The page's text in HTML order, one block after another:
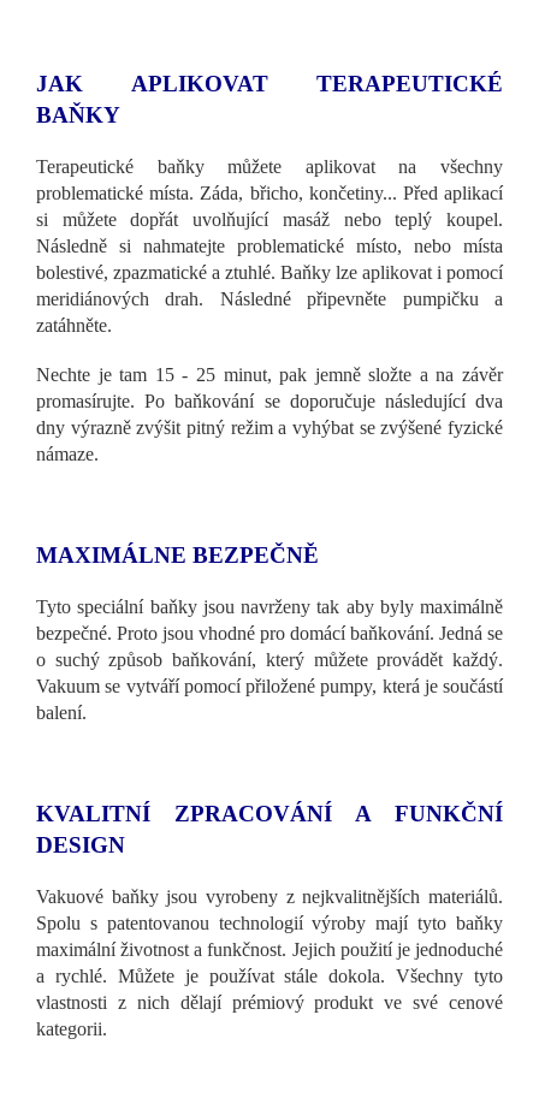
JAK APLIKOVAT TERAPEUTICKÉ
BAŇKY
Terapeutické baňky můžete aplikovat na všechny
problematické místa. Záda, břicho, končetiny... Před aplikací
si můžete dopřát uvolňující masáž nebo teplý koupel.
Následně si nahmatejte problematické místo, nebo místa
bolestivé, zpazmatické a ztuhlé. Baňky lze aplikovat i pomocí
meridiánových drah. Následné připevněte pumpičku a
zatáhněte.
Nechte je tam 15 - 25 minut, pak jemně složte a na závěr
promasírujte. Po baňkování se doporučuje následující dva
dny výrazně zvýšit pitný režim a vyhýbat se zvýšené fyzické
námaze.
MAXIMÁLNE BEZPEČNĚ
Tyto speciální baňky jsou navrženy tak aby byly maximálně
bezpečné. Proto jsou vhodné pro domácí baňkování. Jedná se
o suchý způsob baňkování, který můžete provádět každý.
Vakuum se vytváří pomocí přiložené pumpy, která je součástí
balení.
KVALITNÍ ZPRACOVÁNÍ A FUNKČNÍ
DESIGN
Vakuové baňky jsou vyrobeny z nejkvalitnějších materiálů.
Spolu s patentovanou technologií výroby mají tyto baňky
maximální životnost a funkčnost. Jejich použití je jednoduché
a rychlé. Můžete je používat stále dokola. Všechny tyto
vlastnosti z nich dělají prémiový produkt ve své cenové
kategorii.